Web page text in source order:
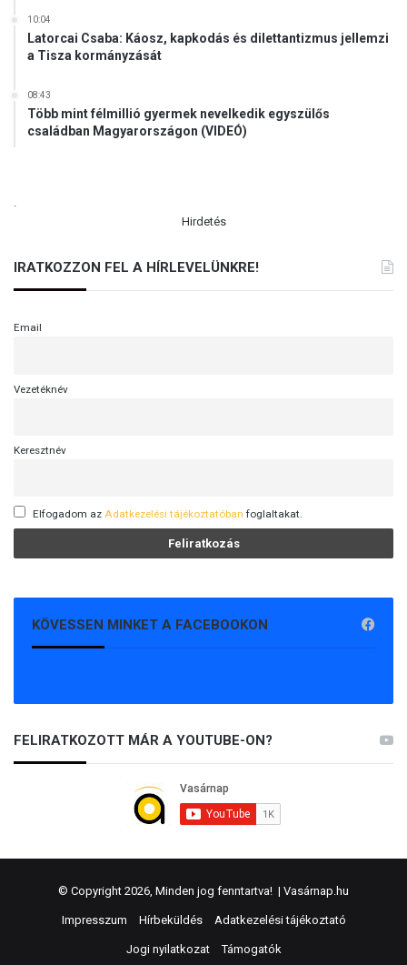
10:04
Latorcai Csaba: Káosz, kapkodás és dilettantizmus jellemzi
a Tisza kormányzását
08:43
Több mint félmillió gyermek nevelkedik egyszülős
családban Magyarországon (VIDEÓ)
.
Hirdetés
IRATKOZZON FEL A HÍRLEVELÜNKRE!
Email
Vezetéknév
Keresztnév
Elfogadom az Adatkezelési tájékoztatóban foglaltakat.
KÖVESSEN MINKET A FACEBOOKON
FELIRATKOZOTT MÁR A YOUTUBE-ON?
© Copyright 2026, Minden jog fenntartva! | Vasárnap.hu
Impresszum Hírbeküldés Adatkezelési tájékoztató
Jogi nyilatkozat Támogatók